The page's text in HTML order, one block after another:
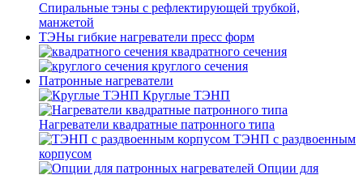
Спиральные тэны с рефлектирующей трубкой,
манжетой
ТЭНы гибкие нагреватели пресс форм
квадратного сечения
круглого сечения
Патронные нагреватели
Круглые ТЭНП
Нагреватели квадратные патронного типа
ТЭНП с раздвоенным
корпусом
Опции для